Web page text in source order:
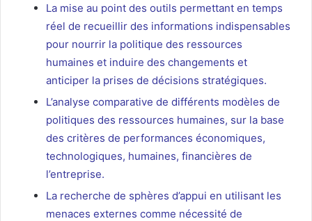
La mise au point des outils permettant en temps
réel de recueillir des informations indispensables
pour nourrir la politique des ressources
humaines et induire des changements et
anticiper la prises de décisions stratégiques.
L’analyse comparative de différents modèles de
politiques des ressources humaines, sur la base
des critères de performances économiques,
technologiques, humaines, financières de
l’entreprise.
La recherche de sphères d’appui en utilisant les
menaces externes comme nécessité de